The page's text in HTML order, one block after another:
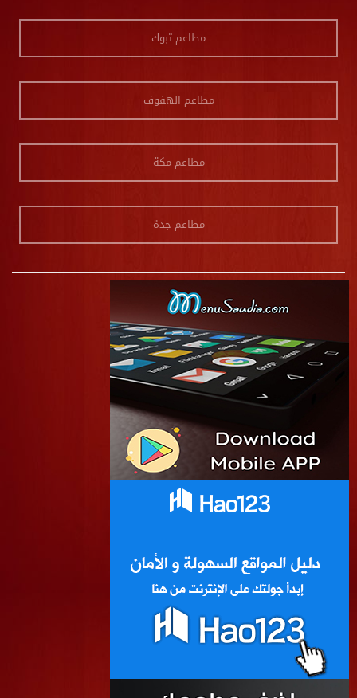
مطاعم تبوك
مطاعم الهفوف
مطاعم مكة
مطاعم جدة